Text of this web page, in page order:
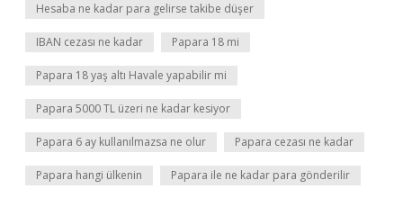
Hesaba ne kadar para gelirse takibe düşer
IBAN cezası ne kadar Papara 18 mi
Papara 18 yaş altı Havale yapabilir mi
Papara 5000 TL üzeri ne kadar kesiyor
Papara 6 ay kullanılmazsa ne olur Papara cezası ne kadar
Papara hangi ülkenin Papara ile ne kadar para gönderilir